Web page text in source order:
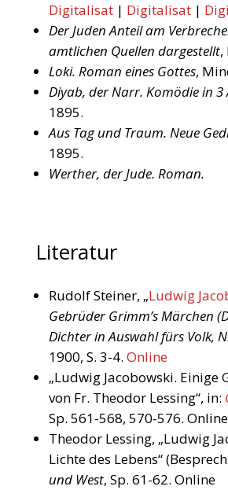
Digitalisat| Digitalisat|
Der Juden Anteil am
amtlichen Quellen dargestellt,
Loki. Roman eines Gottes,
Diyab, der Narr. Komödie in 3
1895.
Aus Tag und Traum. Neue
1895.
Werther, der Jude. Roman.
Literatur
Rudolf Steiner, „Ludwig
Gebrüder Grimm’s Märchen
Dichter in Auswahl fürs Volk,
1900, S. 3-4. Online
„Ludwig Jacobowski. Einige
von Fr. Theodor Lessing“, in:
Sp. 561-568, 570-576. Online
Theodor Lessing, „Ludwig
Lichte des Lebens“
und West, Sp. 61-62. Online